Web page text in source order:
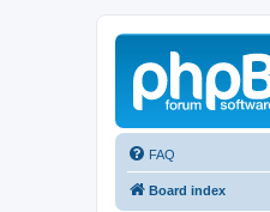
FAQ
Board index